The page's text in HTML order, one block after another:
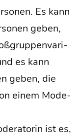
Es kann
geben,
es kann
geben, die
einem Mode­
ist es,